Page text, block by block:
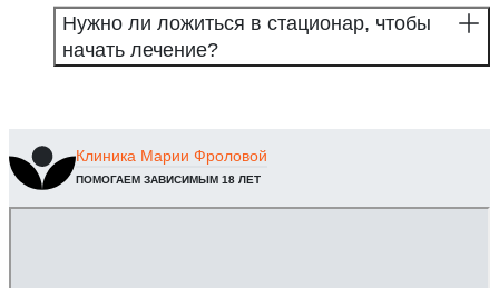
Нужно ли ложиться в стационар, чтобы
начать лечение?
Клиника Марии Фроловой
ПОМОГАЕМ ЗАВИСИМЫМ 18 ЛЕТ